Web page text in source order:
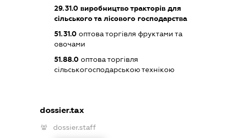
29.31.0виробництво тракторів для
сільського та лісового господарства
51.31.0оптова торгівля фруктами та
овочами
51.88.0оптова торгівля
сільськогосподарською технікою
dossier.tax
dossier.staff